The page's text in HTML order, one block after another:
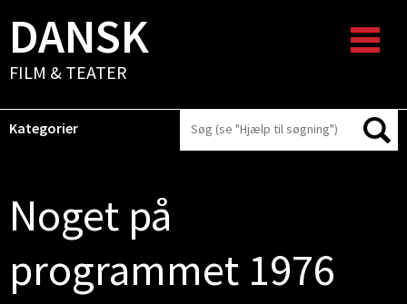
DANSK
FILM & TEATER
Kategorier
Noget på
programmet 1976